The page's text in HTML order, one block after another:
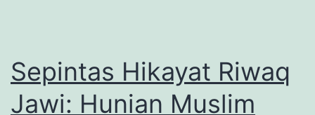
Sepintas Hikayat Riwaq
Jawi: Hunian Muslim